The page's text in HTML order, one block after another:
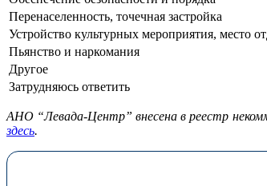
Перенаселенность, точечная застройка
Устройство культурных мероприятия, место
Пьянство и наркомания
Другое
Затрудняюсь ответить
АНО “Левада-Центр” внесена в реестр
здесь.